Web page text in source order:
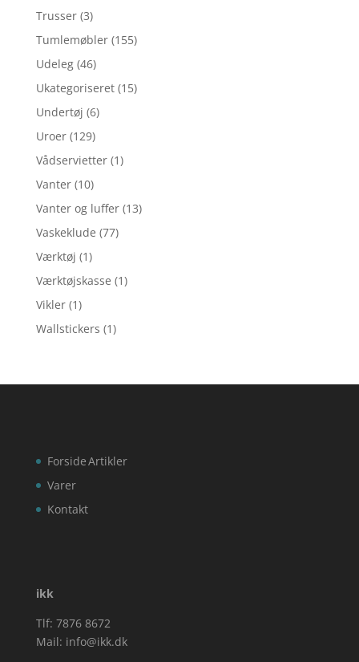
Trusser (3)
Tumlemøbler (155)
Udeleg (46)
Ukategoriseret (15)
Undertøj (6)
Uroer (129)
Vådservietter (1)
Vanter (10)
Vanter og luffer (13)
Vaskeklude (77)
Værktøj (1)
Værktøjskasse (1)
Vikler (1)
Wallstickers (1)
Forside
Varer
Kontakt
Artikler
ikk
Tlf: 7876 8672
Mail: info@ikk.dk